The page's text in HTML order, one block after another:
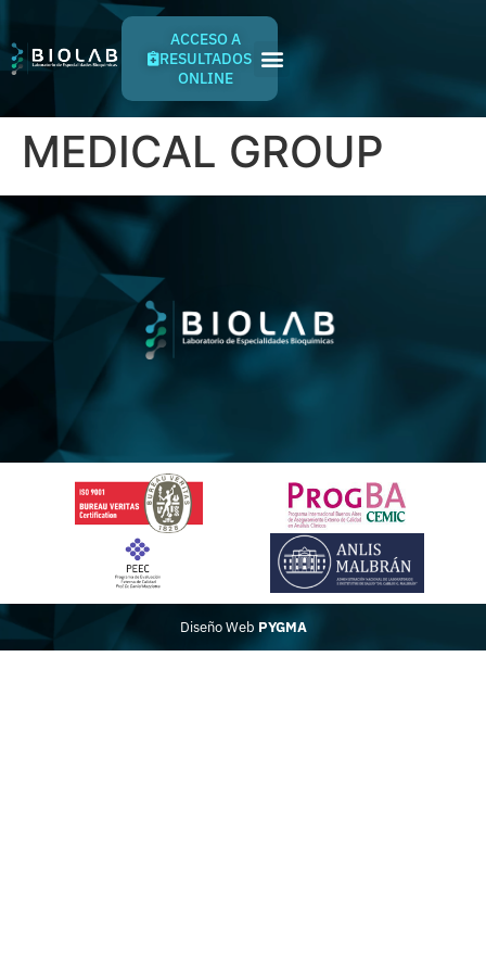
ACCESO A
RESULTADOS
ONLINE
MEDICAL GROUP
Diseño Web PYGMA